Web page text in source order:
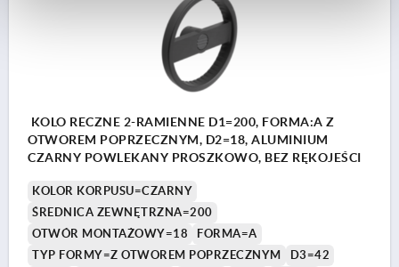
KOLO RECZNE 2-RAMIENNE D1=200, FORMA:A Z
OTWOREM POPRZECZNYM, D2=18, ALUMINIUM
CZARNY POWLEKANY PROSZKOWO, BEZ RĘKOJEŚCI
KOLOR KORPUSU=CZARNY
ŚREDNICA ZEWNĘTRZNA=200
OTWÓR MONTAŻOWY=18
FORMA=A
TYP FORMY=Z OTWOREM POPRZECZNYM
D3=42